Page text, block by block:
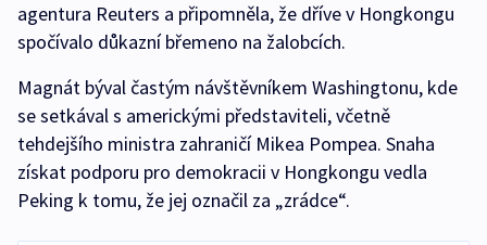
agentura Reuters a připomněla, že dříve v Hongkongu
spočívalo důkazní břemeno na žalobcích.
Magnát býval častým návštěvníkem Washingtonu, kde
se setkával s americkými představiteli, včetně
tehdejšího ministra zahraničí Mikea Pompea. Snaha
získat podporu pro demokracii v Hongkongu vedla
Peking k tomu, že jej označil za „zrádce“.